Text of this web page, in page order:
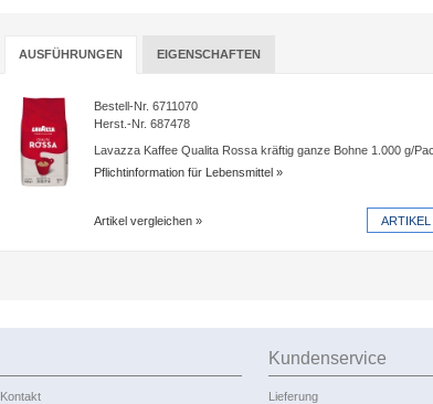
AUSFÜHRUNGEN EIGENSCHAFTEN
Bestell-Nr. 6711070
Herst.-Nr. 687478
Lavazza Kaffee Qualita Rossa kräftig ganze Bohne 1.000 g/
Pflichtinformation für Lebensmittel
Artikel vergleichen
Kontakt
Kundenservice
Lieferung